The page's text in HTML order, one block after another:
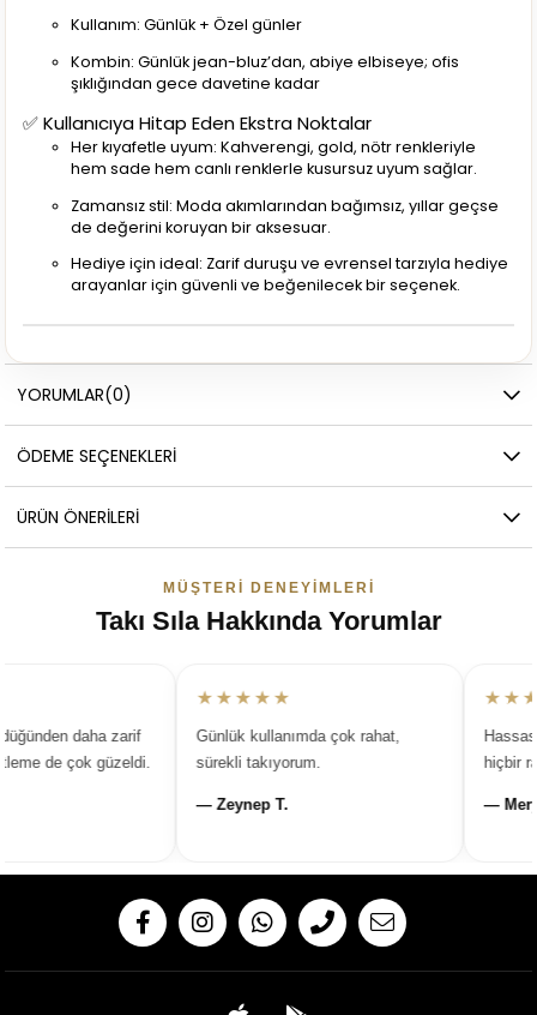
Kullanım: Günlük + Özel günler
Kombin: Günlük jean-bluz’dan, abiye elbiseye; ofis
şıklığından gece davetine kadar
✅ Kullanıcıya Hitap Eden Ekstra Noktalar
Her kıyafetle uyum: Kahverengi, gold, nötr renkleriyle
hem sade hem canlı renklerle kusursuz uyum sağlar.
Zamansız stil: Moda akımlarından bağımsız, yıllar geçse
de değerini koruyan bir aksesuar.
Hediye için ideal: Zarif duruşu ve evrensel tarzıyla hediye
arayanlar için güvenli ve beğenilecek bir seçenek.
YORUMLAR(0)
ÖDEME SEÇENEKLERI
ÜRÜN ÖNERILERI
MÜŞTERI DENEYIMLERI
Takı Sıla Hakkında Yorumlar
daha zarif
de çok güzeldi.
★★★★★
Günlük kullanımda çok rahat,
sürekli takıyorum.
— Zeynep T.
Hassas
hiçbir
—